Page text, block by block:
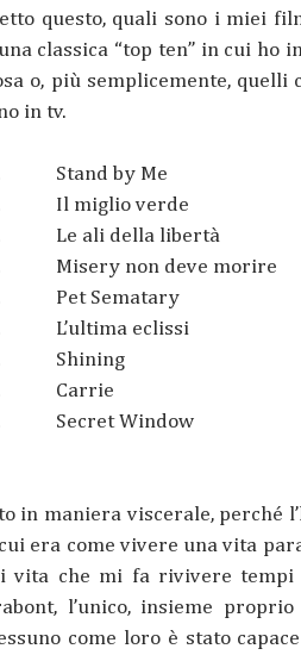
questo, quali sono i miei
classica “top ten” in cui ho
o, più semplicemente,
in tv.
Stand by Me
Il miglio verde
Le ali della libertà
Misery non deve morire
Pet Sematary
L’ultima eclissi
Shining
Carrie
Secret Window
maniera viscerale, perché
era come vivere una vita
vita che mi fa rivivere tempi
l’unico, insieme
come loro è stato